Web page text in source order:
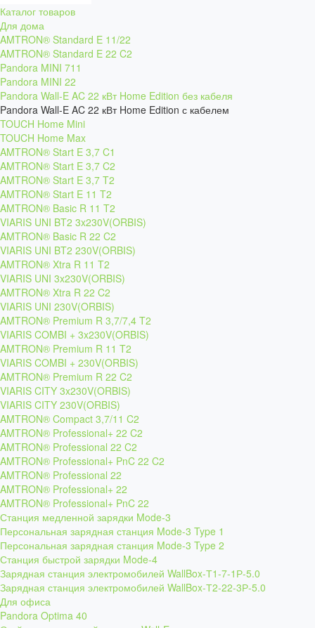
Каталог товаров
Для дома
AMTRON® Standard E 11/22
AMTRON® Standard E 22 C2
Pandora MINI 711
Pandora MINI 22
Pandora Wall-E AC 22 кВт Home Edition без кабеля
Pandora Wall-E AC 22 кВт Home Edition с кабелем
TOUCH Home Mini
TOUCH Home Max
AMTRON® Start E 3,7 C1
AMTRON® Start E 3,7 C2
AMTRON® Start E 3,7 T2
AMTRON® Start E 11 T2
AMTRON® Basic R 11 T2
VIARIS UNI BT2 3x230V(ORBIS)
AMTRON® Basic R 22 C2
VIARIS UNI BT2 230V(ORBIS)
AMTRON® Xtra R 11 T2
VIARIS UNI 3x230V(ORBIS)
AMTRON® Xtra R 22 C2
VIARIS UNI 230V(ORBIS)
AMTRON® Premium R 3,7/7,4 T2
VIARIS COMBI + 3x230V(ORBIS)
AMTRON® Premium R 11 T2
VIARIS COMBI + 230V(ORBIS)
AMTRON® Premium R 22 C2
VIARIS CITY 3x230V(ORBIS)
VIARIS CITY 230V(ORBIS)
AMTRON® Compact 3,7/11 C2
AMTRON® Professional+ 22 C2
AMTRON® Professional 22 C2
AMTRON® Professional+ PnC 22 C2
AMTRON® Professional 22
AMTRON® Professional+ 22
AMTRON® Professional+ PnC 22
Станция медленной зарядки Mode-3
Персональная зарядная станция Mode-3 Type 1
Персональная зарядная станция Mode-3 Type 2
Станция быстрой зарядки Mode-4
Зарядная станция электромобилей WallBox-Т1-7-1Р-5.0
Зарядная станция электромобилей WallBox-Т2-22-3Р-5.0
Для офиса
Pandora Optima 40